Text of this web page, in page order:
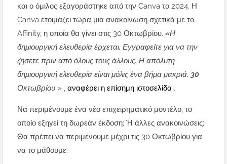
και ο όμιλος εξαγοράστηκε από την Canva το 2024. Η
Canva ετοιμάζει τώρα μια ανακοίνωση σχετικά με το
Affinity, η οποία θα γίνει στις 30 Οκτωβρίου. «Η
δημιουργική ελευθερία έρχεται. Εγγραφείτε για να την
ζήσετε πριν από όλους τους άλλους. Η απόλυτη
δημιουργική ελευθερία είναι μόλις ένα βήμα μακριά. 30
Οκτωβρίου » , αναφέρει η επίσημη ιστοσελίδα .
Να περιμένουμε ένα νέο επιχειρηματικό μοντέλο, το
οποίο εξηγεί τη δωρεάν έκδοση; Ή άλλες ανακοινώσεις;
Θα πρέπει να περιμένουμε μέχρι τις 30 Οκτωβρίου για
να το μάθουμε.